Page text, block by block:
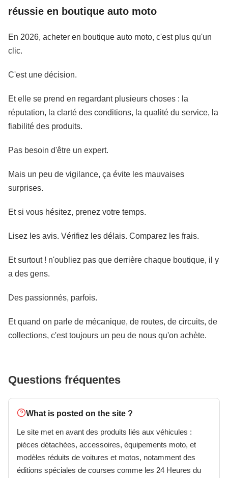
réussie en boutique auto moto
En 2026, acheter en boutique auto moto, c'est plus qu'un
clic.
C'est une décision.
Et elle se prend en regardant plusieurs choses : la
réputation, la clarté des conditions, la qualité du service, la
fiabilité des produits.
Pas besoin d'être un expert.
Mais un peu de vigilance, ça évite les mauvaises
surprises.
Et si vous hésitez, prenez votre temps.
Lisez les avis. Vérifiez les délais. Comparez les frais.
Et surtout ! n'oubliez pas que derrière chaque boutique, il y
a des gens.
Des passionnés, parfois.
Et quand on parle de mécanique, de routes, de circuits, de
collections, c'est toujours un peu de nous qu'on achète.
Questions fréquentes
What is posted on the site ?
Le site met en avant des produits liés aux véhicules :
pièces détachées, accessoires, équipements moto, et
modèles réduits de voitures et motos, notamment des
éditions spéciales de courses comme les 24 Heures du